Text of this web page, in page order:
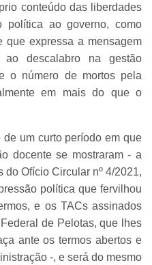
conteúdo das liberdades
política ao governo, como
que expressa a mensagem
descalabro na gestão
o número de mortos pela
em mais do que o
um curto período em que
docente se mostraram - a
Ofício Circular nº 4/2021,
política que fervilhou
e os TACs assinados
de Pelotas, que lhes
ante os termos abertos e
-, e será do mesmo